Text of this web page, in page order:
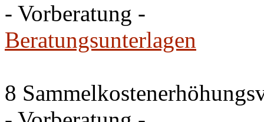
- Vorberatung -
Beratungsunterlagen
8